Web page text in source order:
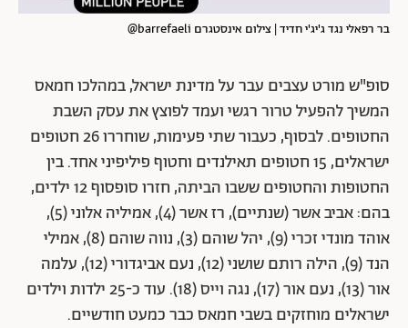
בר רפאלי נגד ג'יג'י חדיד | צילום אינסטגרם barrefaeli@
סופ"ש מורט עצבים עבר על מדינת ישראל, במהלכו חמאס
המשיך להפעיל טרור רגשי ועמד לפוצץ את עסק השבת
החטופים. לבסוף, כעבור שתי פעימות, שוחררו 26 חטופים
ישראלים, 15 חטופים תאילנדים וחטוף פיליפיני אחד. בין
החטופות והחטופים ששבו הביתה, חזרו סופסוף 12 ילדים,
בהם: אביב אשר (שנתיים), רז אשר (4), אמיליה אלוני (5),
אוהד מונדי זכרי (9), יהל שוהם (3), נווה שוהם (8), אמילי
הנד (9), הילה רותם שושני (12), נעם אביגדורי (12), עלמה
אור (13), נעם אור (17), נגה וייס (18). עוד כ-25 ילדות וילדים
ישראלים מוחזקים בשבי חמאס כבר כמעט חודשיים.